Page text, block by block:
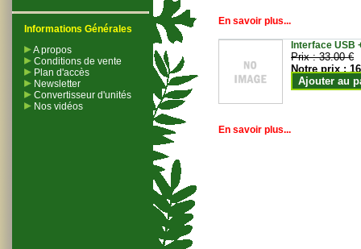
Informations Générales
A propos
Conditions de vente
Plan d'accès
Newsletter
Convertisseur d'unités
Nos vidéos
En savoir plus...
Interface USB
Prix :33.00 €
Notre prix :
Ajouter au
En savoir plus...